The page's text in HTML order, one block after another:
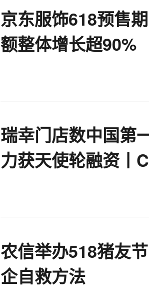
京东服饰618预售
额整体增长超90%
瑞幸门店数中国第
力获天使轮融资丨
农信举办518猪友
企自救方法